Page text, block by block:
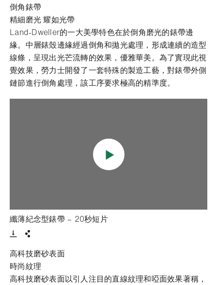
倒角錶帶
精細磨光 耀如光帶
Land-Dweller的一大美學特色在於倒角磨光的錶帶邊
緣。中層錶殼邊緣經過倒角和拋光處理，形成連續的造型
線條，呈現出光芒流轉的效果，優雅華美。為了實現此視
覺效果，勞力士開發了一套特殊的製造工藝，對錶帶外側
鏈節進行倒角處理，該工序要求極高的精準度。
纖薄紀念型錶帶 – 20秒短片- 打開lightbox
高科技磨砂表面
時尚紋理
高科技磨砂表面以引人注目的直線紋理和啞面效果著稱，